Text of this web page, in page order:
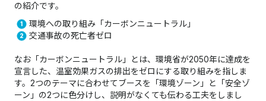
の紹介です。
環境への取り組み「カーボンニュートラル」
交通事故の死亡者ゼロ
なお「カーボンニュートラル」とは、環境省が2050年に達成を
宣言した、温室効果ガスの排出をゼロにする取り組みを指しま
す。2つのテーマに合わせてブースを「環境ゾーン」と「安全ゾ
ーン」の2つに色分けし、説明がなくても伝わる工夫をしまし